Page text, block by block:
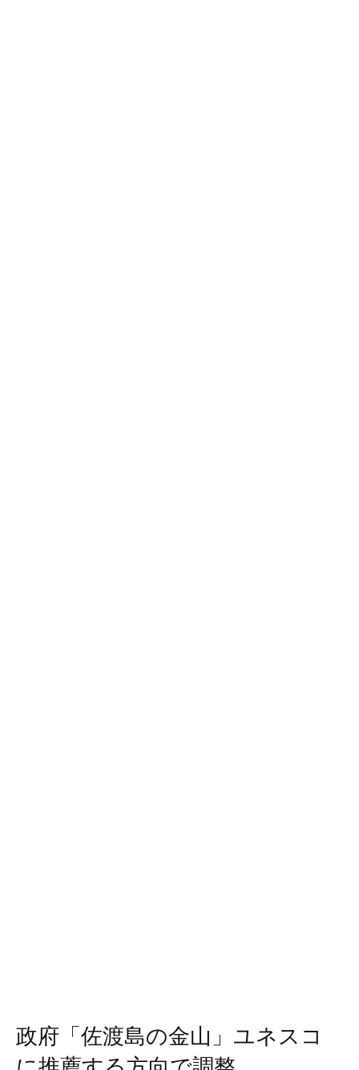
政府「佐渡島の金山」ユネスコ